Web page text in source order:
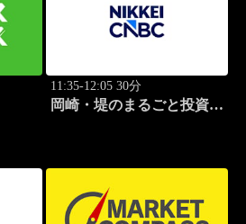
11:35-12:05 30分
岡崎・堤のまるごと投資道